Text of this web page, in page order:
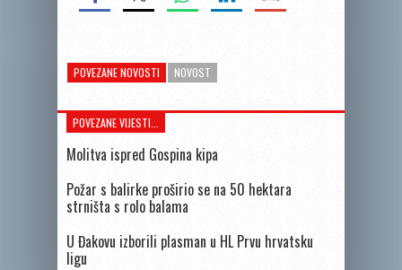
POVEZANE NOVOSTI NOVOST
POVEZANE VIJESTI...
Molitva ispred Gospina kipa
Požar s balirke proširio se na 50 hektara
strništa s rolo balama
U Đakovu izborili plasman u HL Prvu hrvatsku
ligu